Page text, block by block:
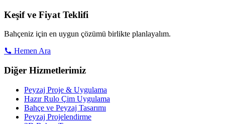
Keşif ve Fiyat Teklifi
Bahçeniz için en uygun çözümü birlikte planlayalım.
Hemen Ara
Diğer Hizmetlerimiz
Peyzaj Proje & Uygulama
Hazır Rulo Çim Uygulama
Bahçe ve Peyzaj Tasarımı
Peyzaj Projelendirme